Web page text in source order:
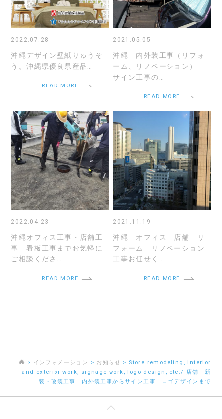
2022.07.28
沖縄デザイン壁紙りゅうそ
う。沖縄県優良県産品…
READ MORE
2021.05.05
沖縄 内外装工事（リフォ
ーム、リノベーション）
サイン工事の…
READ MORE
2022.04.23
沖縄オフィス工事・店舗工
事 看板工事までお気軽に
ご相談くださ…
READ MORE
2021.11.19
沖縄 オフィス 店舗 リ
フォーム リノベーション
工事お任せく…
READ MORE
> インフォメーション > お知らせ > Store remodeling, interior
and exterior work, signage work, logo design, etc./ 店舗 新
装・改装工事 内外装工事からサイン工事 ロゴデザインまで